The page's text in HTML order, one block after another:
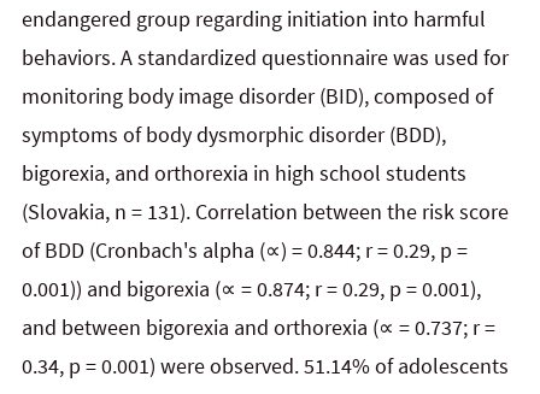
endangered group regarding initiation into harmful
behaviors. A standardized questionnaire was used for
monitoring body image disorder (BID), composed of
symptoms of body dysmorphic disorder (BDD),
bigorexia, and orthorexia in high school students
(Slovakia, n = 131). Correlation between the risk score
of BDD (Cronbach's alpha (∝) = 0.844; r = 0.29, p =
0.001)) and bigorexia (∝ = 0.874; r = 0.29, p = 0.001),
and between bigorexia and orthorexia (∝ = 0.737; r =
0.34, p = 0.001) were observed. 51.14% of adolescents